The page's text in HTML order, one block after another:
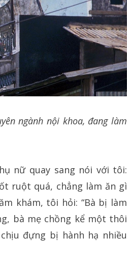
ngành nội khoa, đang làm
nữ quay sang nói với tôi:
ruột quá, chẳng làm ăn gì
khám, tôi hỏi: “Bà bị làm
bà mẹ chồng kể một thôi
đựng bị hành hạ nhiều